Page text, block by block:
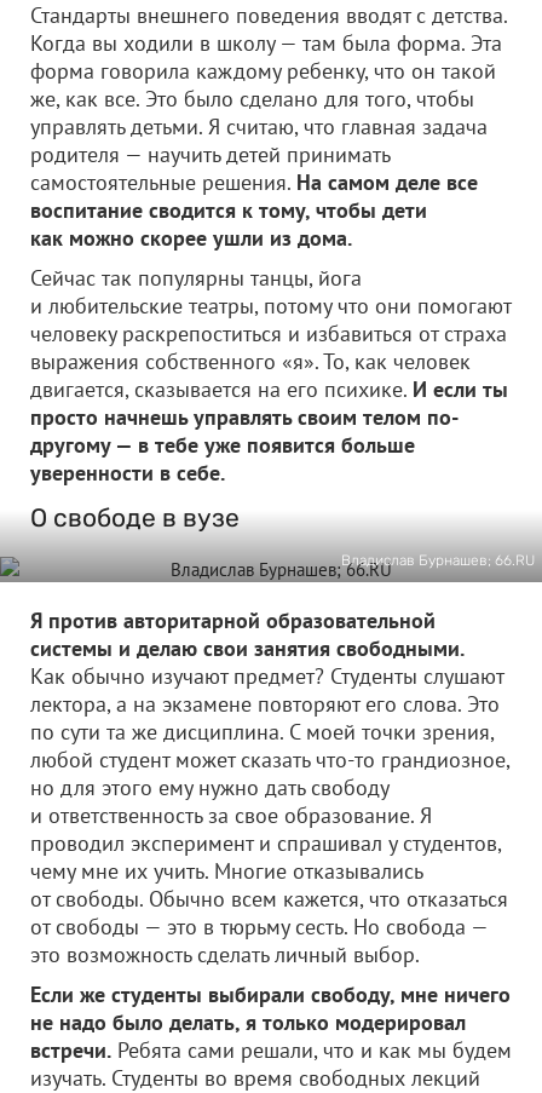
Стандарты внешнего поведения вводят с детства.
Когда вы ходили в школу — там была форма. Эта
форма говорила каждому ребенку, что он такой
же, как все. Это было сделано для того, чтобы
управлять детьми. Я считаю, что главная задача
родителя — научить детей принимать
самостоятельные решения. На самом деле все
воспитание сводится к тому, чтобы дети
как можно скорее ушли из дома.
Сейчас так популярны танцы, йога
и любительские театры, потому что они помогают
человеку раскрепоститься и избавиться от страха
выражения собственного «я». То, как человек
двигается, сказывается на его психике. И если ты
просто начнешь управлять своим телом по-
другому — в тебе уже появится больше
уверенности в себе.
О свободе в вузе
Владислав Бурнашев; 66.RU
Я против авторитарной образовательной
системы и делаю свои занятия свободными.
Как обычно изучают предмет? Студенты слушают
лектора, а на экзамене повторяют его слова. Это
по сути та же дисциплина. С моей точки зрения,
любой студент может сказать что-то грандиозное,
но для этого ему нужно дать свободу
и ответственность за свое образование. Я
проводил эксперимент и спрашивал у студентов,
чему мне их учить. Многие отказывались
от свободы. Обычно всем кажется, что отказаться
от свободы — это в тюрьму сесть. Но свобода —
это возможность сделать личный выбор.
Если же студенты выбирали свободу, мне ничего
не надо было делать, я только модерировал
встречи. Ребята сами решали, что и как мы будем
изучать. Студенты во время свободных лекций